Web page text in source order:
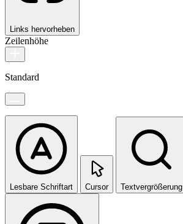
Links hervorheben
Zeilenhöhe
Standard
Lesbare Schriftart Cursor Textvergrößerung